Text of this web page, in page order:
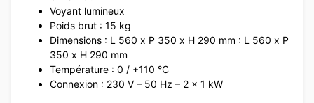
Voyant lumineux
Poids brut : 15 kg
Dimensions : L 560 x P 350 x H 290 mm : L 560 x P
350 x H 290 mm
Température : 0 / +110 °C
Connexion : 230 V – 50 Hz – 2 x 1 kW